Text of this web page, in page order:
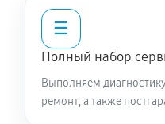
☰
Полный набор
Выполняем
ремонт, а также